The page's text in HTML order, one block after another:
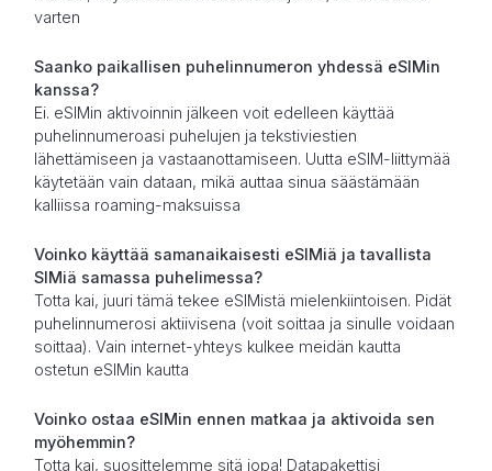
varten
Saanko paikallisen puhelinnumeron yhdessä eSIMin
kanssa?
Ei. eSIMin aktivoinnin jälkeen voit edelleen käyttää
puhelinnumeroasi puhelujen ja tekstiviestien
lähettämiseen ja vastaanottamiseen. Uutta eSIM-liittymää
käytetään vain dataan, mikä auttaa sinua säästämään
kalliissa roaming-maksuissa
Voinko käyttää samanaikaisesti eSIMiä ja tavallista
SIMiä samassa puhelimessa?
Totta kai, juuri tämä tekee eSIMistä mielenkiintoisen. Pidät
puhelinnumerosi aktiivisena (voit soittaa ja sinulle voidaan
soittaa). Vain internet-yhteys kulkee meidän kautta
ostetun eSIMin kautta
Voinko ostaa eSIMin ennen matkaa ja aktivoida sen
myöhemmin?
Totta kai, suosittelemme sitä jopa! Datapakettisi